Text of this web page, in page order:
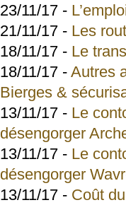
23/11/17 -
21/11/17 - Les
18/11/17 - Le
18/11/17 - Autres
Bierges &
13/11/17 - Le
désengorger
13/11/17 - Le
désengorger
13/11/17 - Coût